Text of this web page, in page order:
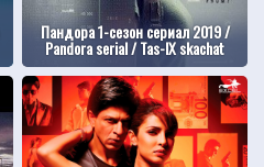
Пандора 1-сезон сериал 2019 /
Pandora serial / Tas-IX skachat